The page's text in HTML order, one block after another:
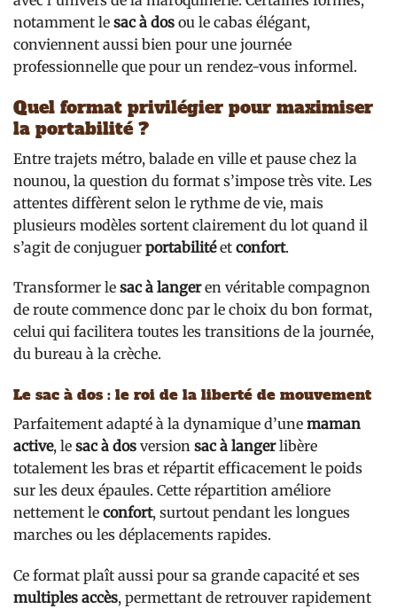
notamment le sac à dos ou le cabas élégant,
conviennent aussi bien pour une journée
professionnelle que pour un rendez-vous informel.
Quel format privilégier pour maximiser
la portabilité ?
Entre trajets métro, balade en ville et pause chez la
nounou, la question du format s’impose très vite. Les
attentes diffèrent selon le rythme de vie, mais
plusieurs modèles sortent clairement du lot quand il
s’agit de conjuguer portabilitéet confort.
Transformer le sac à langeren véritable compagnon
de route commence donc par le choix du bon format,
celui qui facilitera toutes les transitions de la journée,
du bureau à la crèche.
Le sac à dos : le roi de la liberté de mouvement
Parfaitement adapté à la dynamique d’une maman
active, le sac à dos version sac à langerlibère
totalement les bras et répartit efficacement le poids
sur les deux épaules. Cette répartition améliore
nettement le confort, surtout pendant les longues
marches ou les déplacements rapides.
Ce format plaît aussi pour sa grande capacité et ses
multiples accès, permettant de retrouver rapidement